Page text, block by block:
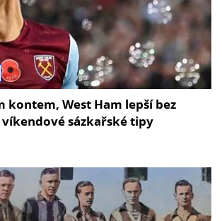
kontem, West Ham lepší bez
víkendové sázkařské tipy